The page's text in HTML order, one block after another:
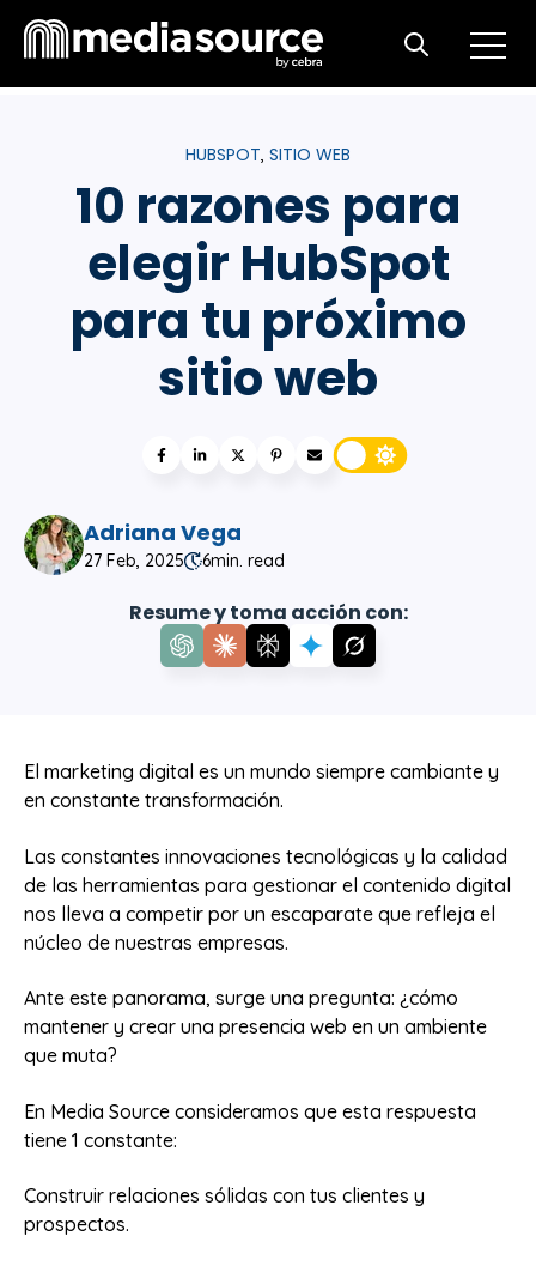
Open
Open search
HUBSPOT, SITIO WEB
10 razones para
elegir HubSpot
para tu próximo
sitio web
Adriana Vega
27 Feb, 2025 6min. read
Resume y toma acción con:
El marketing digital es un mundo siempre cambiante y
en constante transformación.
Las constantes innovaciones tecnológicas y la calidad
de las herramientas para gestionar el contenido digital
nos lleva a competir por un escaparate que refleja el
núcleo de nuestras empresas.
Ante este panorama, surge una pregunta: ¿cómo
mantener y crear una presencia web en un ambiente
que muta?
En Media Source consideramos que esta respuesta
tiene 1 constante:
Construir relaciones sólidas con tus clientes y
prospectos.